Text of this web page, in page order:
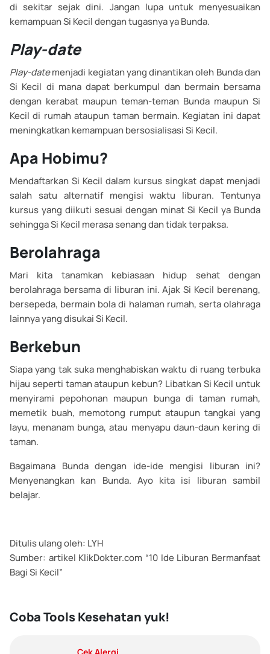
di sekitar sejak dini. Jangan lupa untuk menyesuaikan
kemampuan Si Kecil dengan tugasnya ya Bunda.
Play-date
Play-datemenjadi kegiatan yang dinantikan oleh Bunda dan
Si Kecil di mana dapat berkumpul dan bermain bersama
dengan kerabat maupun teman-teman Bunda maupun Si
Kecil di rumah ataupun taman bermain. Kegiatan ini dapat
meningkatkan kemampuan bersosialisasi Si Kecil.
Apa Hobimu?
Mendaftarkan Si Kecil dalam kursus singkat dapat menjadi
salah satu alternatif mengisi waktu liburan. Tentunya
kursus yang diikuti sesuai dengan minat Si Kecil ya Bunda
sehingga Si Kecil merasa senang dan tidak terpaksa.
Berolahraga
Mari kita tanamkan kebiasaan hidup sehat dengan
berolahraga bersama di liburan ini. Ajak Si Kecil berenang,
bersepeda, bermain bola di halaman rumah, serta olahraga
lainnya yang disukai Si Kecil.
Berkebun
Siapa yang tak suka menghabiskan waktu di ruang terbuka
hijau seperti taman ataupun kebun? Libatkan Si Kecil untuk
menyirami pepohonan maupun bunga di taman rumah,
memetik buah, memotong rumput ataupun tangkai yang
layu, menanam bunga, atau menyapu daun-daun kering di
taman.
Bagaimana Bunda dengan ide-ide mengisi liburan ini?
Menyenangkan kan Bunda. Ayo kita isi liburan sambil
belajar.
Ditulis ulang oleh: LYH
Sumber: artikel KlikDokter.com “10 Ide Liburan Bermanfaat
Bagi Si Kecil”
Coba Tools Kesehatan yuk!